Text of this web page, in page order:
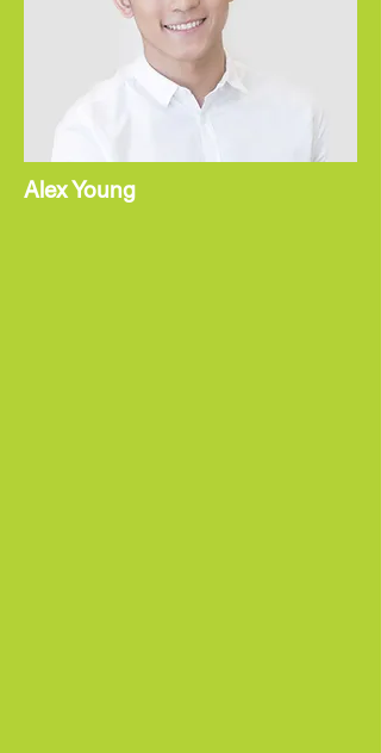
Alex Young